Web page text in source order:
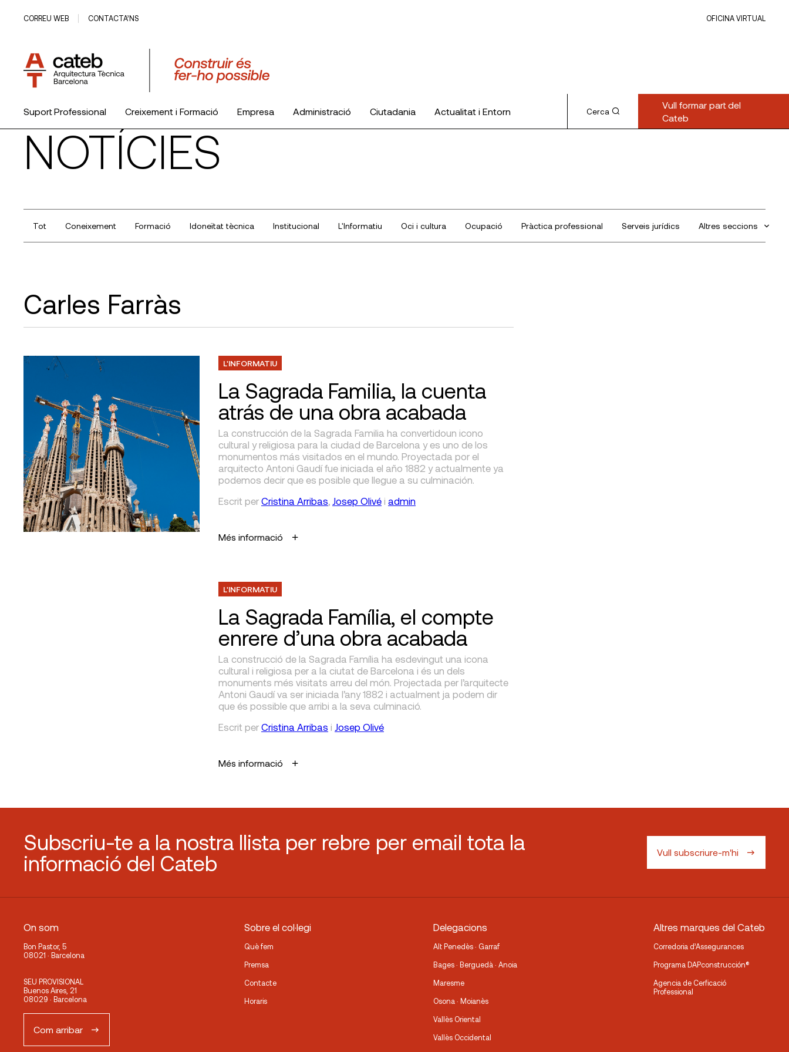
CORREU WEB CONTACTA’NS OFICINA VIRTUAL
Suport Professional Creixement i Formació Empresa Administració Ciutadania Actualitat i Entorn
El Col·legi
Cerca
Vull formar part del
Cateb
NOTÍCIES
Tot Coneixement Formació Idoneïtat tècnica Institucional L'Informatiu Oci i cultura Ocupació Pràctica professional Serveis jurídics Altres seccions
Carles Farràs
L'INFORMATIU
La Sagrada Familia, la cuenta
atrás de una obra acabada
La construcción de la Sagrada Familia ha convertidoun icono
cultural y religiosa para la ciudad de Barcelona y es uno de los
monumentos más visitados en el mundo. Proyectada por el
arquitecto Antoni Gaudí fue iniciada el año 1882 y actualmente ya
podemos decir que es posible que llegue a su culminación.
Escrit per Cristina Arribas, Josep Olivé i admin
Més informació
L'INFORMATIU
La Sagrada Família, el compte
enrere d’una obra acabada
La construcció de la Sagrada Família ha esdevingut una icona
cultural i religiosa per a la ciutat de Barcelona i és un dels
monuments més visitats arreu del món. Projectada per l’arquitecte
Antoni Gaudí va ser iniciada l’any 1882 i actualment ja podem dir
que és possible que arribi a la seva culminació.
Escrit per Cristina Arribas i Josep Olivé
Més informació
Subscriu-te a la nostra llista per rebre per email tota la
informació del Cateb
Vull subscriure-m'hi
On som
Bon Pastor, 5
08021 · Barcelona
SEU PROVISIONAL
Buenos Aires, 21
08029 · Barcelona
Com arribar
Sobre el col·legi
Què fem
Premsa
Contacte
Horaris
Delegacions
Alt Penedès · Garraf
Bages · Berguedà · Anoia
Maresme
Osona · Moianès
Vallès Oriental
Vallès Occidental
Altres marques del Cateb
Corredoria d’Assegurances
Programa DAPconstrucción®
Agencia de Cerficació
Professional